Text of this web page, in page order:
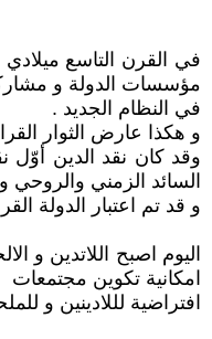
في القرن التاسع
مؤسسات الدولة و
في النظام الجديد .
و هكذا عارض الثوار
وقد كان نقد الدين أوّل
السائد الزمني والروحي
و قد تم اعتبار الدولة
اليوم اصبح اللاتدين و
امكانية تكوين مجتمعات
افتراضية لللادينين و